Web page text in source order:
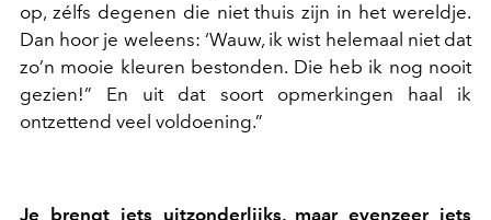
op, zélfs degenen die niet thuis zijn in het wereldje.
Dan hoor je weleens: ‘Wauw, ik wist helemaal niet dat
zo’n mooie kleuren bestonden. Die heb ik nog nooit
gezien!” En uit dat soort opmerkingen haal ik
ontzettend veel voldoening.”
Je brengt iets uitzonderlijks, maar evenzeer iets